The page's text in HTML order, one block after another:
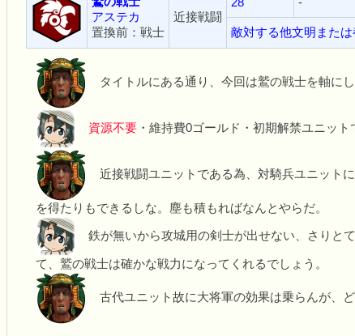
で行けるのか～
な芸術革命(4)
アステカ
置換前：戦士
近接戦闘
敵対する他文明また
タイトルにある通り、今回は鷲の戦士を軸に
資源不要 ・維持費0ゴールド・初期解禁ユニット
近接戦闘ユニットである為、対騎兵ユニット
を得たりもできるしな。塵も積もればなんとやらだ。
鉄が無いから攻城用の剣士が出せない、さりと
て、鷲の戦士は確かな戦力になってくれるでしょう。
古代ユニット故に大将軍の効果は乗らんが、